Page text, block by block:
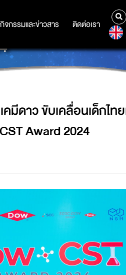
กิจกรรมและข่าวสาร ติดต่อเรา
กิจกรรมและข่าวสาร ติดต่อเรา
ทย์ พร้อมประกาศผ
มีดาว ขับเคลื่อนเด็กไ
Award 2024